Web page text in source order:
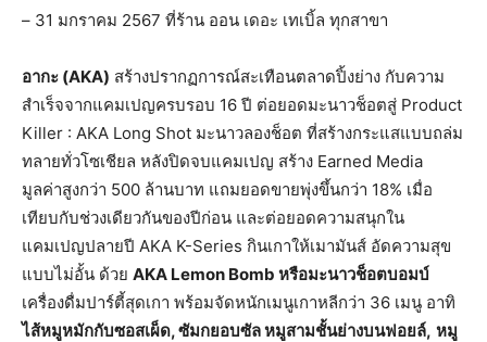
– 31 มกราคม 2567 ที่ร้าน ออน เดอะ เทเบิ้ล ทุกสาขา
อากะ (AKA) สร้างปรากฏการณ์สะเทือนตลาดปิ้งย่าง กับความ
สำเร็จจากแคมเปญครบรอบ 16 ปี ต่อยอดมะนาวช็อตสู่ Product
Killer : AKA Long Shot มะนาวลองช็อต ที่สร้างกระแสแบบถล่ม
ทลายทั่วโซเชียล หลังปิดจบแคมเปญ สร้าง Earned Media
มูลค่าสูงกว่า 500 ล้านบาท แถมยอดขายพุ่งขึ้นกว่า 18% เมื่อ
เทียบกับช่วงเดียวกันของปีก่อน และต่อยอดความสนุกใน
แคมเปญปลายปี AKA K-Series กินเกาให้เมามันส์ อัดความสุข
แบบไม่อั้น ด้วย AKA Lemon Bomb หรือมะนาวช็อตบอมบ์
เครื่องดื่มปาร์ตี้สุดเกา พร้อมจัดหนักเมนูเกาหลีกว่า 36 เมนู อาทิ
ไส้หมูหมักกับซอสเผ็ด, ซัมกยอบซัล หมูสามชั้นย่างบนฟอยล์, หมู